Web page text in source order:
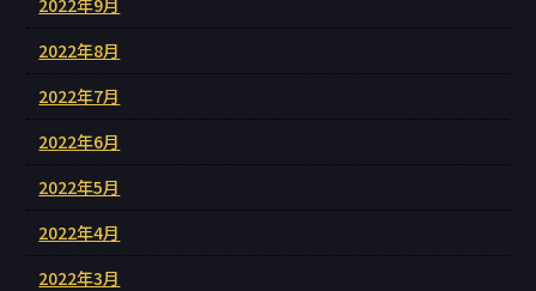
2022年8月
2022年7月
2022年6月
2022年5月
2022年4月
2022年3月